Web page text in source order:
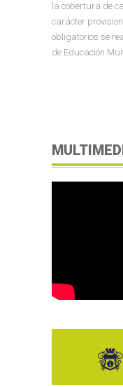
la cobertura de
carácter
obligatorios se
de Educación